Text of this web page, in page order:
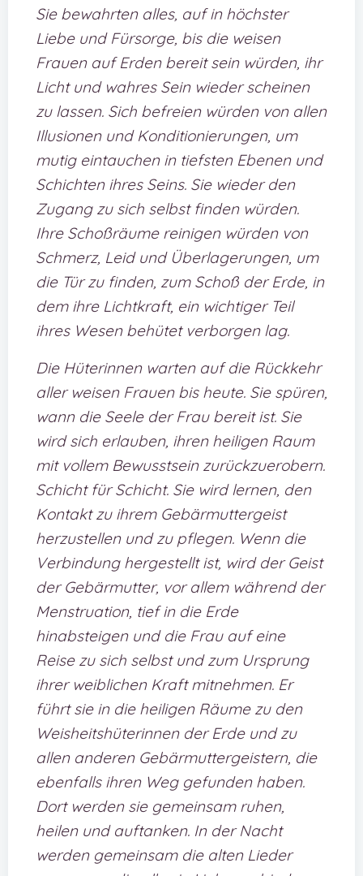
Sie bewahrten alles, auf in höchster
Liebe und Fürsorge, bis die weisen
Frauen auf Erden bereit sein würden, ihr
Licht und wahres Sein wieder scheinen
zu lassen. Sich befreien würden von allen
Illusionen und Konditionierungen, um
mutig eintauchen in tiefsten Ebenen und
Schichten ihres Seins. Sie wieder den
Zugang zu sich selbst finden würden.
Ihre Schoßräume reinigen würden von
Schmerz, Leid und Überlagerungen, um
die Tür zu finden, zum Schoß der Erde, in
dem ihre Lichtkraft, ein wichtiger Teil
ihres Wesen behütet verborgen lag.
Die Hüterinnen warten auf die Rückkehr
aller weisen Frauen bis heute. Sie spüren,
wann die Seele der Frau bereit ist. Sie
wird sich erlauben, ihren heiligen Raum
mit vollem Bewusstsein zurückzuerobern.
Schicht für Schicht. Sie wird lernen, den
Kontakt zu ihrem Gebärmuttergeist
herzustellen und zu pflegen. Wenn die
Verbindung hergestellt ist, wird der Geist
der Gebärmutter, vor allem während der
Menstruation, tief in die Erde
hinabsteigen und die Frau auf eine
Reise zu sich selbst und zum Ursprung
ihrer weiblichen Kraft mitnehmen. Er
führt sie in die heiligen Räume zu den
Weisheitshüterinnen der Erde und zu
allen anderen Gebärmuttergeistern, die
ebenfalls ihren Weg gefunden haben.
Dort werden sie gemeinsam ruhen,
heilen und auftanken. In der Nacht
werden gemeinsam die alten Lieder